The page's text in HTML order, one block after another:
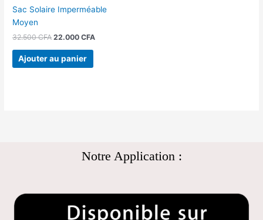
Sac Solaire Imperméable
Moyen
32.500CFA 22.000CFA
Ajouter au panier
Notre Application :